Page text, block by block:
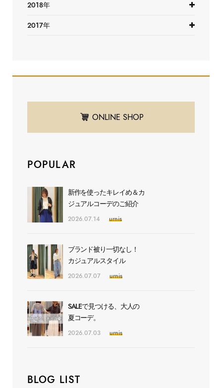
2018年
2017年
ONLINE SHOP
POPULAR
新作を使ったキレイめ＆カ
ジュアルコーデのご紹介
2026.07.14 urnis
ブランド被り一切なし！
カジュアルスタイル
2026.07.07 urnis
SALEで見つける、大人の
夏コーデ。
2026.07.03 urnis
BLOG LIST